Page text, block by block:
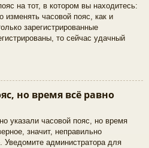
на тот, в котором вы находитесь:
изменять часовой пояс, как и
зарегистрированные
то сейчас удачный
но время всё равно
указали часовой пояс, но время
значит, неправильно
Уведомите администратора для